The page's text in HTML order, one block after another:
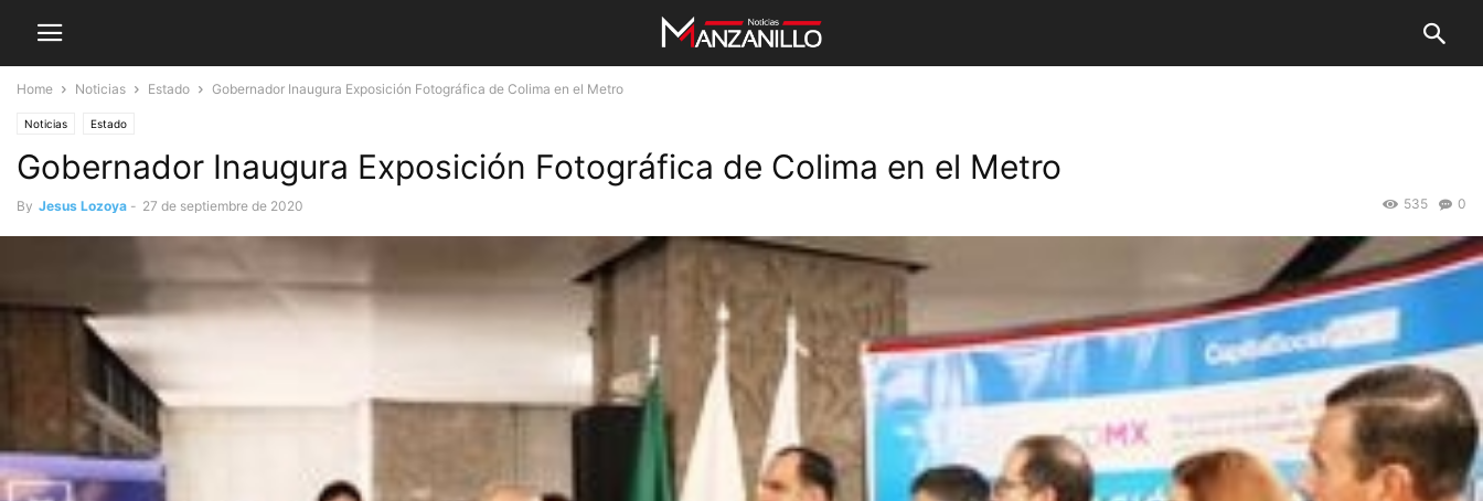
Home Noticias Estado Gobernador Inaugura Exposición Fotográfica de Colima en el Metro
Noticias Estado
Gobernador Inaugura Exposición Fotográfica de Colima en el Metro
By Jesus Lozoya - 27 de septiembre de 2020 0
535